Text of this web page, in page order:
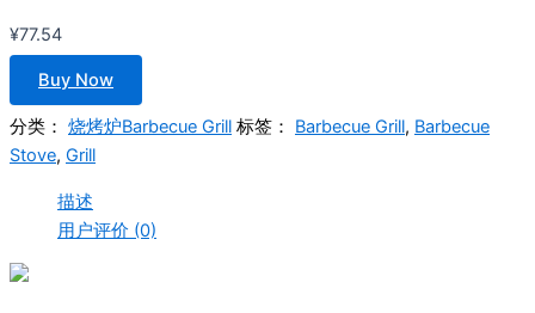
¥77.54
Buy Now
分类： 烧烤炉Barbecue Grill 标签： Barbecue Grill, Barbecue
Stove, Grill
描述
用户评价 (0)